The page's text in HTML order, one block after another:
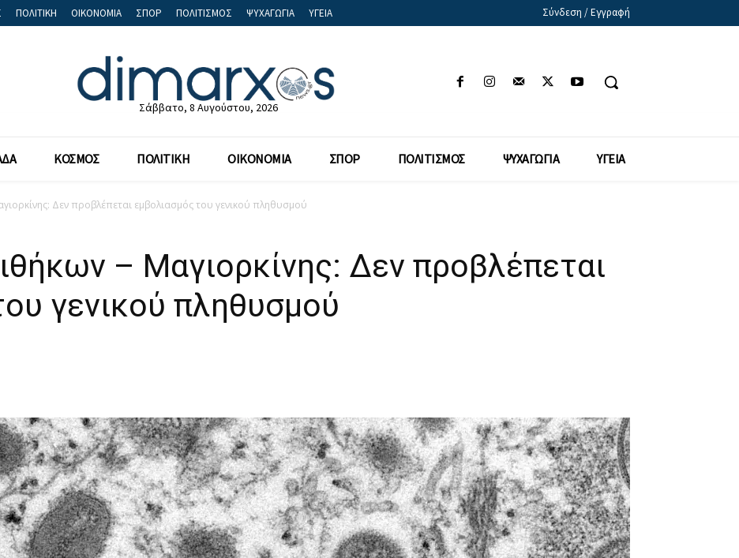
ΠΟΛΙΤΙΚΗ ΟΙΚΟΝΟΜΙΑ ΣΠΟΡ ΠΟΛΙΤΙΣΜΟΣ ΨΥΧΑΓΩΓΙΑ ΥΓΕΙΑ Σύνδεση / Εγγραφή
Σάββατο, 8 Αυγούστου, 2026
ΚΟΣΜΟΣ ΠΟΛΙΤΙΚΗ ΟΙΚΟΝΟΜΙΑ ΣΠΟΡ ΠΟΛΙΤΙΣΜΟΣ ΨΥΧΑΓΩΓΙΑ ΥΓΕΙΑ
Δεν προβλέπεται εμβολιασμός του γενικού πληθυσμού
– Μαγιορκίνης: Δεν προβλέπεται
γενικού πληθυσμού